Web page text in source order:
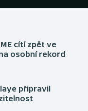
cítí zpět ve
osobní rekord
připravil